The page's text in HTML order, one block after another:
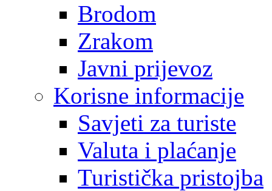
Brodom
Zrakom
Javni prijevoz
Korisne informacije
Savjeti za turiste
Valuta i plaćanje
Turistička pristojba